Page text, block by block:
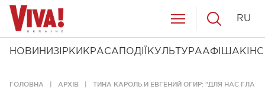
НОВИНИ ЗІРКИ КРАСА ПОДІЇ КУЛЬТУРААФІША КІНО
RU
ГОЛОВНА АРХІВ ТИНА КАРОЛЬ И ЕВГЕНИЙ ОГИР: "ДЛЯ НАС